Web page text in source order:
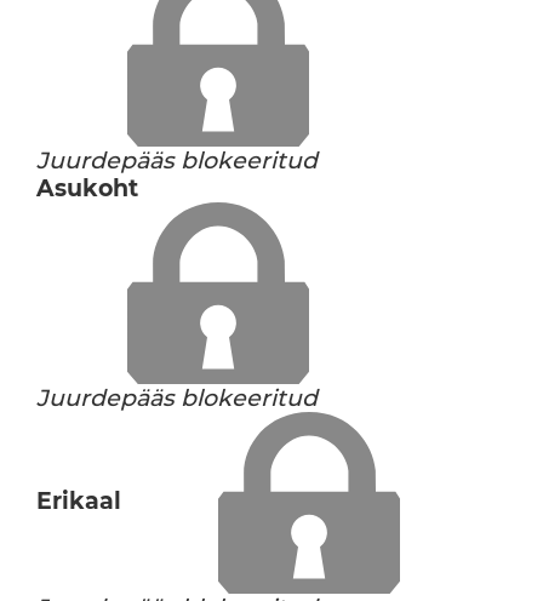
Juurdepääs blokeeritud
Asukoht
Juurdepääs blokeeritud
Erikaal